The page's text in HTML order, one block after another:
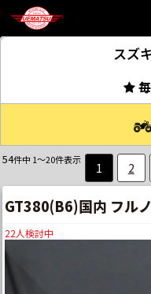
スズ
54件中 1～20件表示
1 2
GT380(B6)国内 フル
22人検討中